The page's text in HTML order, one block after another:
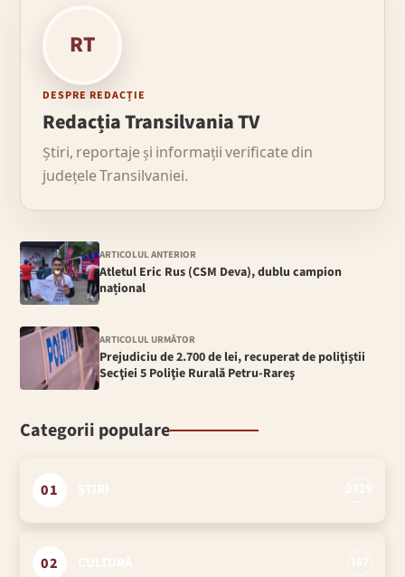
RT
DESPRE REDACȚIE
Redacția Transilvania TV
Știri, reportaje și informații verificate din
județele Transilvaniei.
ARTICOLUL ANTERIOR
Atletul Eric Rus (CSM Deva), dublu campion
național
ARTICOLUL URMĂTOR
Prejudiciu de 2.700 de lei, recuperat de poliţiştii
Secţiei 5 Poliţie Rurală Petru-Rareş
Categorii populare
01
02